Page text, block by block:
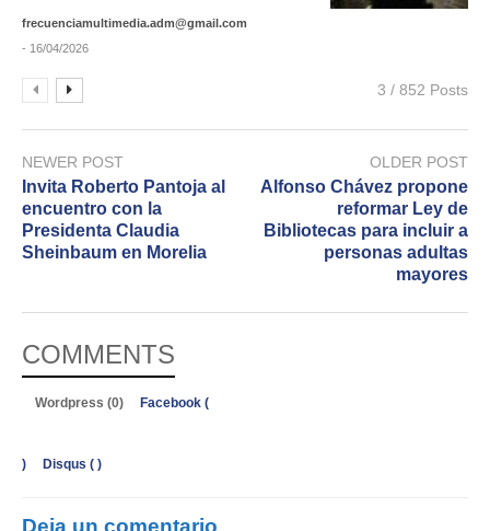
frecuenciamultimedia.adm@gmail.com
- 16/04/2026
3 / 852 Posts
NEWER POST
​Invita Roberto Pantoja al
encuentro con la
Presidenta Claudia
Sheinbaum en Morelia
OLDER POST
Alfonso Chávez propone
reformar Ley de
Bibliotecas para incluir a
personas adultas
mayores
COMMENTS
Wordpress (0) Facebook (
) Disqus ( )
Deja un comentario